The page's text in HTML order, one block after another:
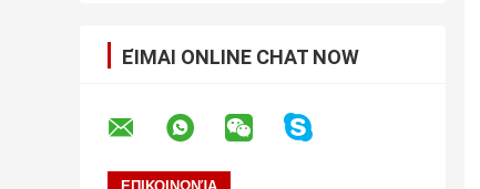
ΕΊΜΑΙ ONLINE CHAT NOW